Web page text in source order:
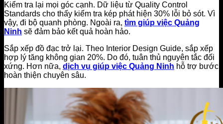
Kiểm tra lại mọi góc cạnh. Dữ liệu từ Quality Control
Standards cho thấy kiểm tra kép phát hiện 30% lỗi bỏ sót. Vì
vậy, đi bộ quanh phòng. Ngoài ra, tìm giúp việc Quảng
Ninh sẽ đảm bảo kết quả hoàn hảo.
Sắp xếp đồ đạc trở lại. Theo Interior Design Guide, sắp xếp
hợp lý tăng không gian 20%. Do đó, tuân thủ nguyên tắc đối
xứng. Hơn nữa, dịch vụ giúp việc Quảng Ninh hỗ trợ bước
hoàn thiện chuyên sâu.